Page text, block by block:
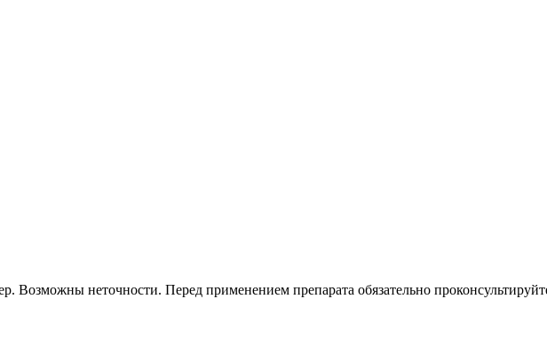
Возможны неточности. Перед применением препарата обязательно